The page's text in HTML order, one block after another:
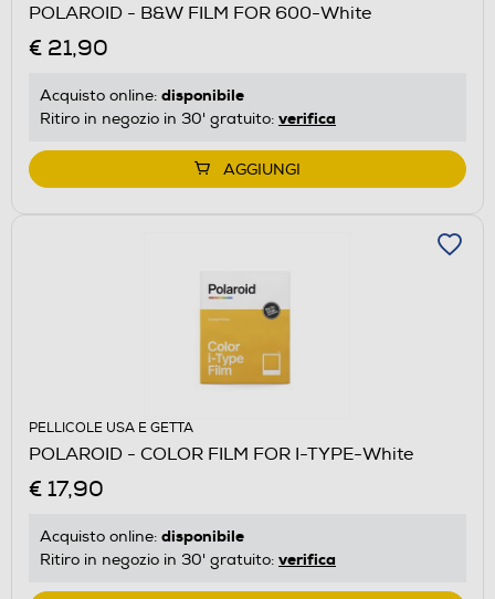
POLAROID - B&W FILM FOR 600-White
€ 21,90
Acquisto online: disponibile
Ritiro in negozio in 30' gratuito: verifica
AGGIUNGI
PELLICOLE USA E GETTA
POLAROID - COLOR FILM FOR I-TYPE-White
€ 17,90
Acquisto online: disponibile
Ritiro in negozio in 30' gratuito: verifica